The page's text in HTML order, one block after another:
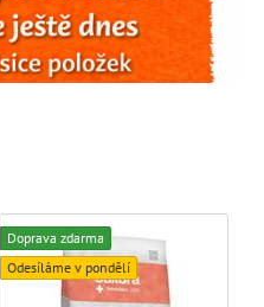
Doprava zdarma
Odesíláme v pondělí